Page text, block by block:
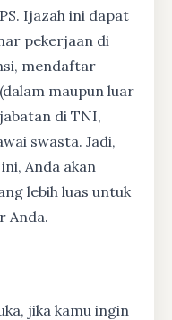
Ijazah ini dapat
pekerjaan di
mendaftar
maupun luar
di TNI,
swasta. Jadi,
Anda akan
lebih luas untuk
Anda.
jika kamu ingin